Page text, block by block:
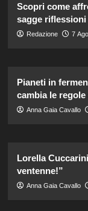
Scopri come
sagge
Redazione 7
Pianeti in
cambia le
Anna Gaia Cavallo
Lorella
ventenne!”
Anna Gaia Cavallo